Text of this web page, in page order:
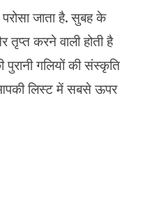
जाता है. सुबह के
तृप्त करने वाली होती है
गलियों की संस्कृति
लिस्ट में सबसे ऊपर